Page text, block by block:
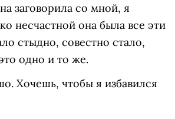
заговорила со мной, я
несчастной она была все эти
стыдно, совестно стало,
одно и то же.
Хочешь, чтобы я избавился